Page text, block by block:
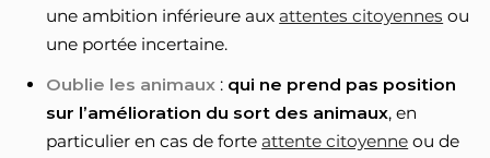
une ambition inférieure aux attentes citoyennes ou
une portée incertaine.
Oublie les animaux : qui ne prend pas position
sur l’amélioration du sort des animaux, en
particulier en cas de forte attente citoyenne ou de